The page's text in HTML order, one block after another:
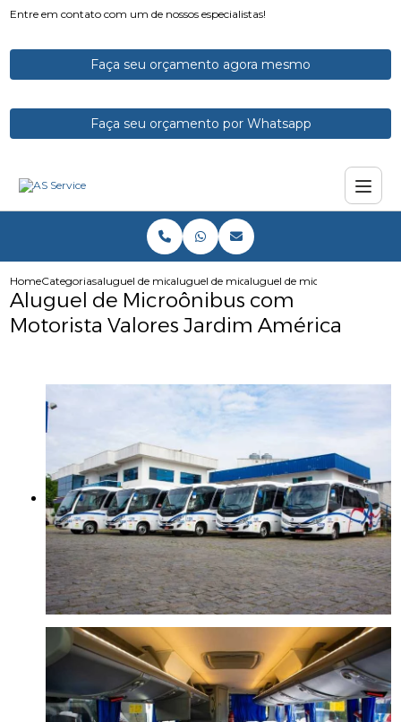
Entre em contato com um de nossos especialistas!
Faça seu orçamento agora mesmo
Faça seu orçamento por Whatsapp
HomeCategoriasaluguel de micro onibusaluguel de microonibus com motorista
aluguel de microonibus com
Aluguel de Microônibus com
Motorista Valores Jardim América